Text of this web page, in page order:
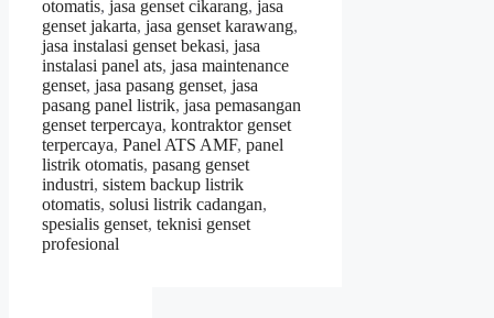
otomatis, jasa genset cikarang, jasa
genset jakarta, jasa genset karawang,
jasa instalasi genset bekasi, jasa
instalasi panel ats, jasa maintenance
genset, jasa pasang genset, jasa
pasang panel listrik, jasa pemasangan
genset terpercaya, kontraktor genset
terpercaya, Panel ATS AMF, panel
listrik otomatis, pasang genset
industri, sistem backup listrik
otomatis, solusi listrik cadangan,
spesialis genset, teknisi genset
profesional